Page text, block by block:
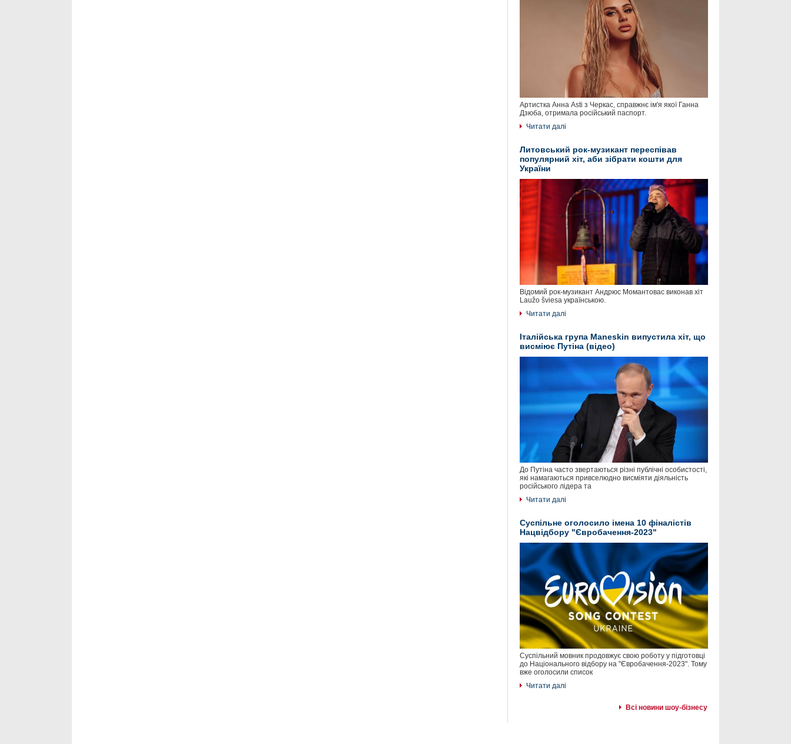
Артистка Анна Asti з Черкас, справжнє ім'я якої Ганна
Дзюба, отримала російський паспорт.
Читати далі
Литовський рок-музикант переспівав
популярний хіт, аби зібрати кошти для
України
Відомий рок-музикант Андрюс Момантовас виконав хіт
Laužo šviesa українською.
Читати далі
Італійська група Maneskin випустила хіт, що
висміює Путіна (відео)
До Путіна часто звертаються різні публічні особистості,
які намагаються привселюдно висміяти діяльність
російського лідера та
Читати далі
Суспільне оголосило імена 10 фіналістів
Нацвідбору "Євробачення-2023"
Суспільний мовник продовжує свою роботу у підготовці
до Національного відбору на "Євробачення-2023". Тому
вже оголосили список
Читати далі
Всі новини шоу-бізнесу